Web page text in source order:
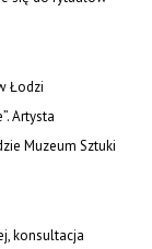
Łodzi
Artysta
Muzeum Sztuki
konsultacja